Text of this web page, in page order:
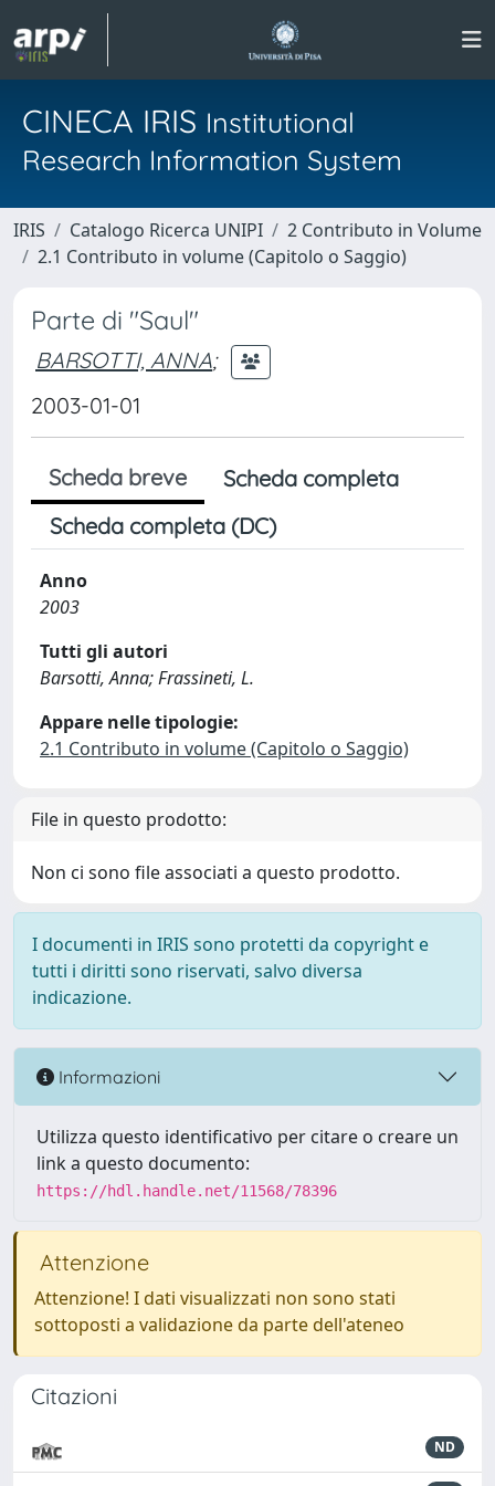
CINECA IRIS Institutional
Research Information System
IRIS Catalogo Ricerca UNIPI
2 Contributo in Volume
2.1 Contributo in volume (Capitolo o Saggio)
Parte di "Saul"
BARSOTTI, ANNA;
2003-01-01
Scheda breve
Scheda completa
Scheda completa (DC)
Anno
2003
Tutti gli autori
Barsotti, Anna; Frassineti, L.
Appare nelle tipologie:
2.1 Contributo in volume (Capitolo o Saggio)
File in questo prodotto:
Non ci sono file associati a questo prodotto.
I documenti in IRIS sono protetti da copyright e
tutti i diritti sono riservati, salvo diversa
indicazione.
Informazioni
Utilizza questo identificativo per citare o creare un
link a questo documento:
https://hdl.handle.net/11568/78396
Attenzione
Attenzione! I dati visualizzati non sono stati
sottoposti a validazione da parte dell'ateneo
Citazioni
ND